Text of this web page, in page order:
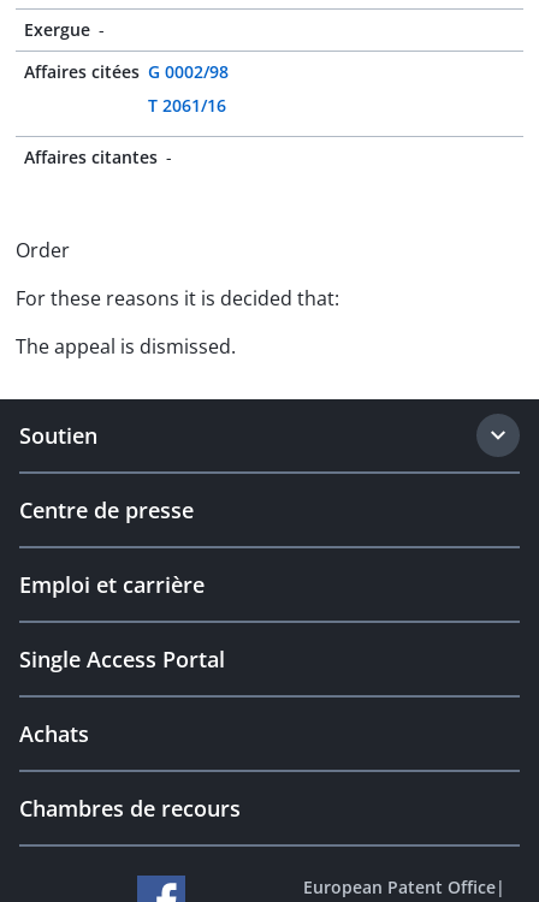
Exergue -
Affaires citées G 0002/98
T 2061/16
Affaires citantes -
Order
For these reasons it is decided that:
The appeal is dismissed.
Soutien
Centre de presse
Emploi et carrière
Single Access Portal
Achats
Chambres de recours
European Patent Office|